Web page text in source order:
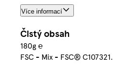
Více informací
Čistý obsah
180g ℮
FSC - Mix - FSC® C107321.